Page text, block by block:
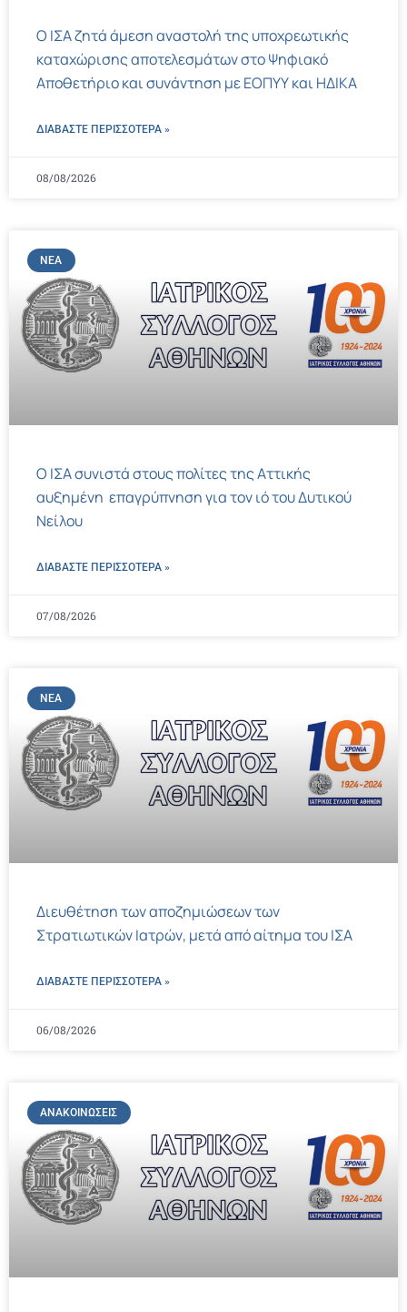
Ο ΙΣΑ ζητά άμεση αναστολή της υποχρεωτικής
καταχώρισης αποτελεσμάτων στο Ψηφιακό
Αποθετήριο και συνάντηση με ΕΟΠΥΥ και ΗΔΙΚΑ
ΔΙΑΒΑΣΤΕ ΠΕΡΙΣΣΌΤΕΡΑ »
08/08/2026
ΝΈΑ
Ο ΙΣΑ συνιστά στους πολίτες της Αττικής
αυξημένη επαγρύπνηση για τον ιό του Δυτικού
Νείλου
ΔΙΑΒΑΣΤΕ ΠΕΡΙΣΣΌΤΕΡΑ »
07/08/2026
ΝΈΑ
Διευθέτηση των αποζημιώσεων των
Στρατιωτικών Ιατρών, μετά από αίτημα του ΙΣΑ
ΔΙΑΒΑΣΤΕ ΠΕΡΙΣΣΌΤΕΡΑ »
06/08/2026
ΑΝΑΚΟΙΝΏΣΕΙΣ